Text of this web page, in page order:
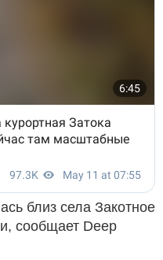
близ села Закотное
сообщает Deep